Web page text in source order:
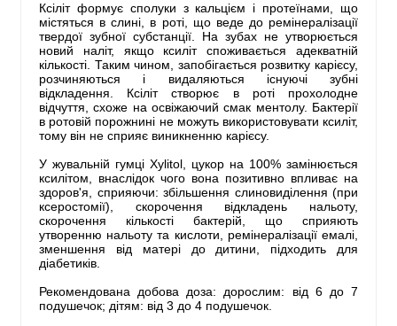
Ксіліт формує сполуки з кальцієм і протеїнами, що
містяться в слині, в роті, що веде до ремінералізації
твердої зубної субстанції. На зубах не утворюється
новий наліт, якщо ксиліт споживається адекватній
кількості. Таким чином, запобігається розвитку карієсу,
розчиняються і видаляються існуючі зубні
відкладення. Ксіліт створює в роті прохолодне
відчуття, схоже на освіжаючий смак ментолу. Бактерії
в ротовій порожнині не можуть використовувати ксиліт,
тому він не сприяє виникненню карієсу.
У жувальній гумці Xylitol, цукор на 100% замінюється
ксилітом, внаслідок чого вона позитивно впливає на
здоров'я, сприяючи: збільшення слиновиділення (при
ксеростомії), скорочення відкладень нальоту,
скорочення кількості бактерій, що сприяють
утворенню нальоту та кислоти, ремінералізації емалі,
зменшення від матері до дитини, підходить для
діабетиків.
Рекомендована добова доза: дорослим: від 6 до 7
подушечок; дітям: від 3 до 4 подушечок.